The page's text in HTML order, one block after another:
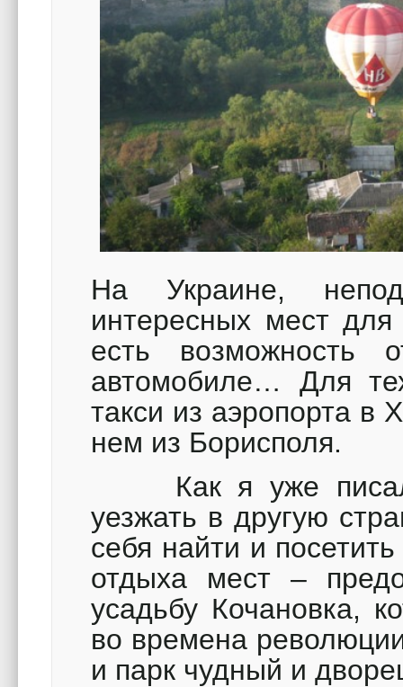
На Украине,
интересных мест
есть возможность
автомобиле…
Для
такси из аэропорта в
нем из Борисполя.
Как я уже
уезжать в другую
себя найти и
отдыха мест –
усадьбу Кочановка,
во времена
и парк чудный и